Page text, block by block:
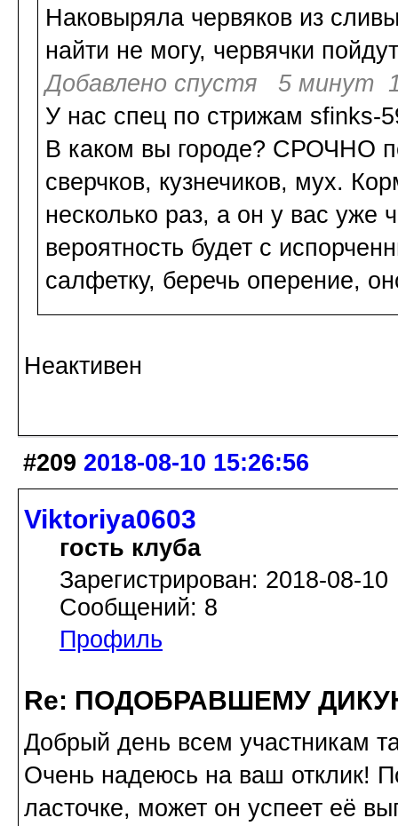
Наковыряла червяков из
найти не могу, червячки
Добавлено спустя 5 минут 1
У нас спец по стрижам sfinks-
В каком вы городе? СРОЧНО
сверчков, кузнечиков, мух.
несколько раз, а он у вас уже
вероятность будет с
салфетку, беречь оперение,
Неактивен
#209 2018-08-10 15:26:56
Viktoriya0603
гость клуба
Зарегистрирован: 2018-08-10
Сообщений: 8
Профиль
Re: ПОДОБРАВШЕМУ
Добрый день всем участникам
Очень надеюсь на ваш отклик!
ласточке, может он успеет её